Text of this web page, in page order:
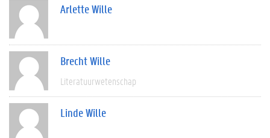
Arlette Wille
Brecht Wille
Literatuurwetenschap
Linde Wille